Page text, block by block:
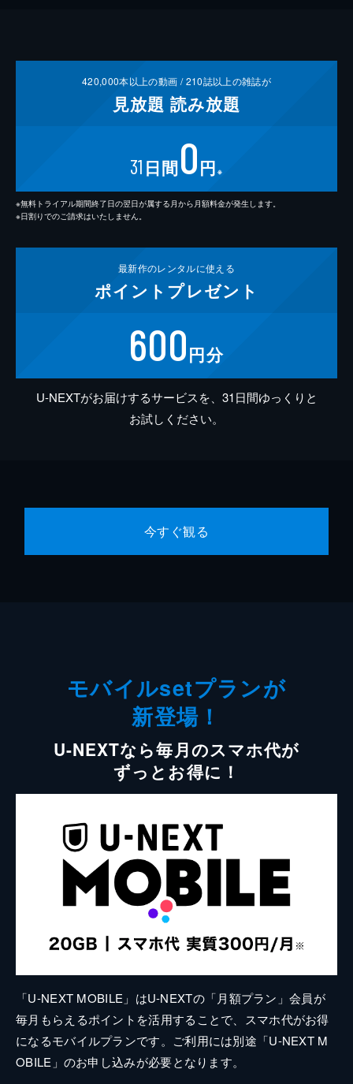
420,000本以上の動画 /210誌以上の雑誌が
見放題 読み放題
31 日間0円 ※
※無料トライアル期間終了日の翌日が属する月から月額料金が発生します。
※日割りでのご請求はいたしません。
最新作のレンタルに使える
ポイント プレゼント
600円分
U-NEXTがお届けするサービスを、31日間ゆっくりと
お試しください。
今すぐ観る
モバイルsetプランが
新登場！
U-NEXTなら毎月のスマホ代が
ずっとお得に！
「U-NEXT MOBILE」はU-NEXTの「月額プラン」会員が
毎月もらえるポイントを活用することで、スマホ代がお得
になるモバイルプランです。ご利用には別途「U-NEXT M
OBILE」のお申し込みが必要となります。